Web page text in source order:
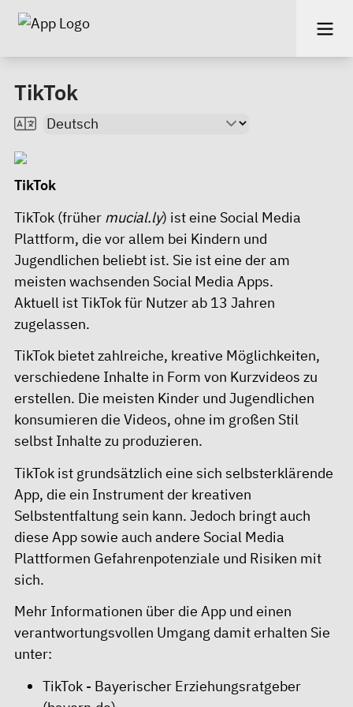
TikTok
TikTok
TikTok (früher mucial.ly) ist eine Social Media
Plattform, die vor allem bei Kindern und
Jugendlichen beliebt ist. Sie ist eine der am
meisten wachsenden Social Media Apps.
Aktuell ist TikTok für Nutzer ab 13 Jahren
zugelassen.
TikTok bietet zahlreiche, kreative Möglichkeiten,
verschiedene Inhalte in Form von Kurzvideos zu
erstellen. Die meisten Kinder und Jugendlichen
konsumieren die Videos, ohne im großen Stil
selbst Inhalte zu produzieren.
TikTok ist grundsätzlich eine sich selbsterklärende
App, die ein Instrument der kreativen
Selbstentfaltung sein kann. Jedoch bringt auch
diese App sowie auch andere Social Media
Plattformen Gefahrenpotenziale und Risiken mit
sich.
Mehr Informationen über die App und einen
verantwortungsvollen Umgang damit erhalten Sie
unter:
TikTok - Bayerischer Erziehungsratgeber